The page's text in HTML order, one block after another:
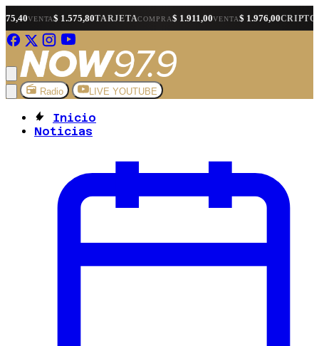
$ 1.575,80TARJETACOMPRA$ 1.911,00 VENTA$ 1.976,00CRIPTOCOMPRA$
Radio LIVE YOUTUBE
Inicio
Noticias